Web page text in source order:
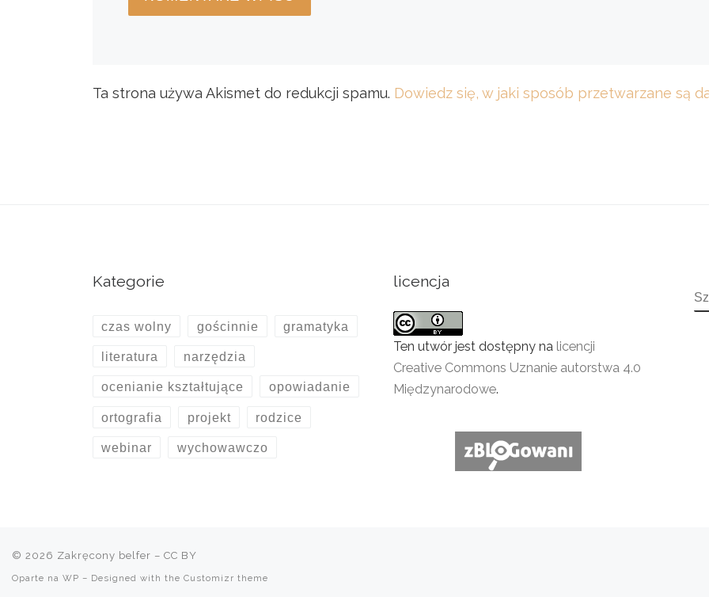
Ta strona używa Akismet do redukcji spamu. Dowiedz się, w jaki sposób przetwarzane są
Kategorie
czas wolny gościnnie gramatyka
literatura narzędzia
ocenianie kształtujące opowiadanie
ortografia projekt rodzice
webinar wychowawczo
licencja
Ten utwór jest dostępny na licencji
Creative Commons Uznanie autorstwa 4.0
Międzynarodowe.
© 2026 Zakręcony belfer – CC BY
Oparte na WP – Designed with the Customizr theme